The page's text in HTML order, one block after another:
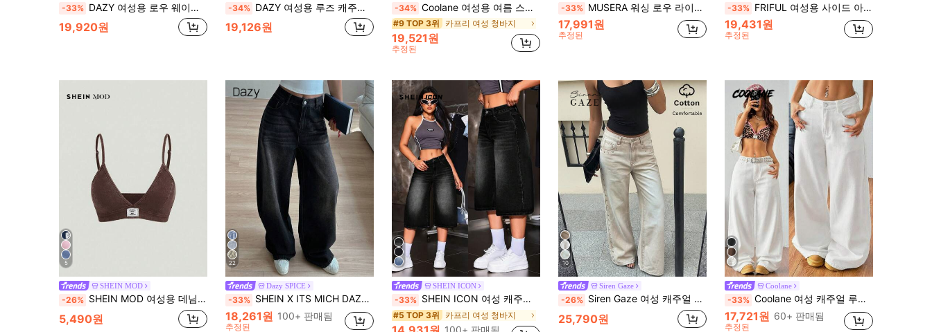
-33% DAZY 여성용 로우 웨이스트 디자인 허리 밴드 스트레이트 레그 청바지
19,920원
-34% DAZY 여성용 루즈 캐주얼 스트레이트 레그 청바지, 여름 신상품
19,126원
-34% Coolane 여성용 여름 스트리트웨어 외출 콘서트 Y2K 카우걸 캐주얼 그래픽 카모 로우라이즈 카고 진 버뮤다 배기 코튼 카프리 팬츠
#9 TOP 3위 카프리 여성 청바지
19,521원
추정된
-33% MUSERA 워싱 로우 라이즈 배기 데님 진, 봄 90년대 Y2k 캐주얼, 여름 콘서트 휴가 겨울 내슈빌 개학 사무실 근무 시크
17,991원
추정된
-33% FRIFUL 여성용 사이드 아일렛 레이스업 와이드 레그 루즈 캐주얼 데님 청바지 학교
19,431원
추정된
5
SHEIN MOD
-26% SHEIN MOD 여성용 데님 캐미솔 탑 (패딩 포함), 블루
5,490원
22
Dazy SPICE
-33% SHEIN X ITS MICH DAZY 빈티지 루즈 스트레이트 레그 워싱 화이트 여성용 청바지, 배기 청바지
18,261원 100+ 판매됨
추정된
SHEIN ICON
-33% SHEIN ICON 여성 캐주얼 워싱 루즈핏 3/4 길이 청바지
#5 TOP 3위 카프리 여성 청바지
100+ 판매됨
10
Siren Gaze
-26% Siren Gaze 여성 캐주얼 데일리 포켓 버튼 청바지
25,790원
Coolane
-33% Coolane 여성 캐주얼 루즈핏 와이드 레그 청바지
17,721원 60+ 판매됨
추정된